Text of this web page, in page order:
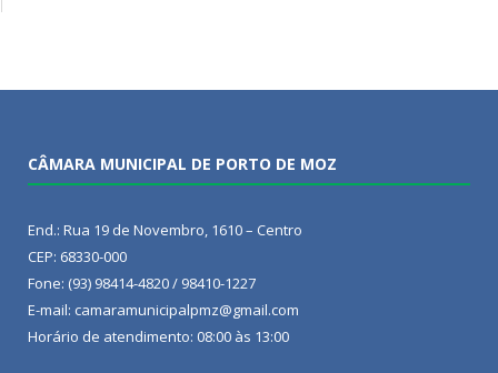
CÂMARA MUNICIPAL DE PORTO DE MOZ
End.: Rua 19 de Novembro, 1610 – Centro
CEP: 68330-000
Fone: (93) 98414-4820 / 98410-1227
E-mail: camaramunicipalpmz@gmail.com
Horário de atendimento: 08:00 às 13:00